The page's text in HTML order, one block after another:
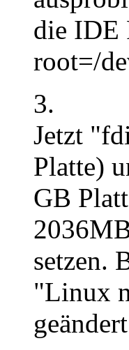
die IDE
root=/
3.
Jetzt
Platte)
GB
setzen.
"Linux